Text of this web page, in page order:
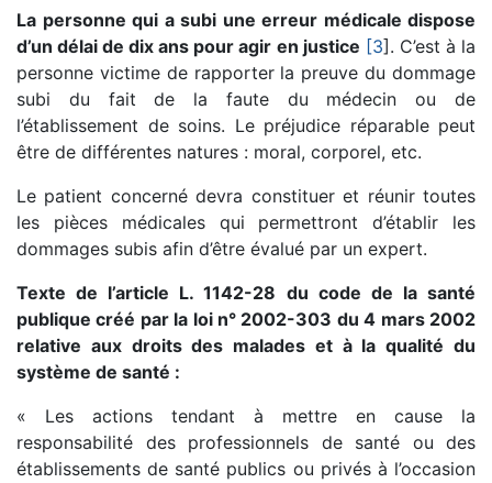
La personne qui a subi une erreur médicale dispose
d’un délai de dix ans pour agir en justice [3]. C’est à la
personne victime de rapporter la preuve du dommage
subi du fait de la faute du médecin ou de
l’établissement de soins. Le préjudice réparable peut
être de différentes natures : moral, corporel, etc.
Le patient concerné devra constituer et réunir toutes
les pièces médicales qui permettront d’établir les
dommages subis afin d’être évalué par un expert.
Texte de l’article L. 1142-28 du code de la santé
publique créé par la loi n° 2002-303 du 4 mars 2002
relative aux droits des malades et à la qualité du
système de santé :
« Les actions tendant à mettre en cause la
responsabilité des professionnels de santé ou des
établissements de santé publics ou privés à l’occasion